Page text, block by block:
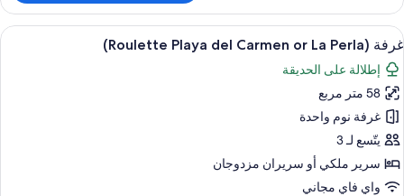
Family
Concierge
Master
Suite
Nature
View
استعراض
جميع
صور
غرفة
(Roulette
Playa
del
Carmen
أغطية فراش متميزة وألحفة محشوة
4
غرفة (Roulette Playa del Carmen or La Perla)
إطلالة على الحديقة
58 متر مربع
غرفة نوم واحدة
يتّسع لـ 3
سرير ملكي‫‬ أو سريران مزدوجان
واي فاي مجاني